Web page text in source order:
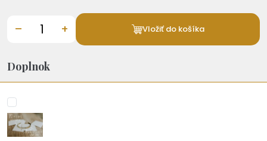
– + Vložiť do košíka
Doplnok